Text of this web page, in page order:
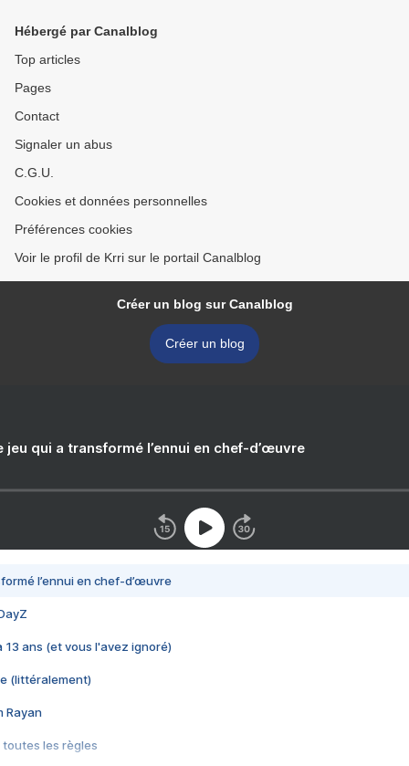
Hébergé par Canalblog
Top articles
Pages
Contact
Signaler un abus
C.G.U.
Cookies et données personnelles
Préférences cookies
Voir le profil de Krri sur le portail Canalblog
Créer un blog sur Canalblog
Créer un blog
jeu qui a transformé l’ennui en chef-d’œuvre
l’ennui en chef-d’œuvre
13 ans (et vous l'avez ignoré)
(littéralement)
Rayan
toutes les règles